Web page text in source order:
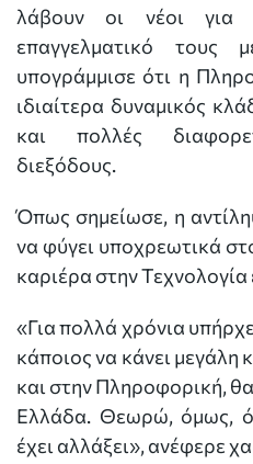
λάβουν οι νέοι για
επαγγελματικό τους
υπογράμμισε ότι η
ιδιαίτερα δυναμικός
και πολλές
διεξόδους.
Όπως σημείωσε, η
να φύγει υποχρεωτικά
καριέρα στην Τεχνολογία
«Για πολλά χρόνια
κάποιος να κάνει μεγάλη
και στην Πληροφορική,
Ελλάδα. Θεωρώ, όμως,
έχει αλλάξει», ανέφερε